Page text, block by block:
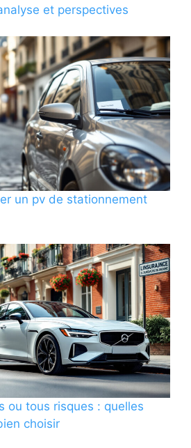
et perspectives
un pv de stationnement
ou tous risques : quelles
choisir